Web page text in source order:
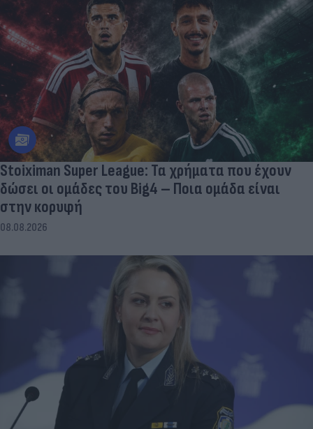
Stoiximan Super League: Τα χρήματα που έχουν
δώσει οι ομάδες του Big4 – Ποια ομάδα είναι
στην κορυφή
08.08.2026